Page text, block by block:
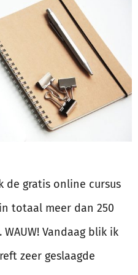
de gratis online cursus
totaal meer dan 250
Vandaag blik ik
zeer geslaagde